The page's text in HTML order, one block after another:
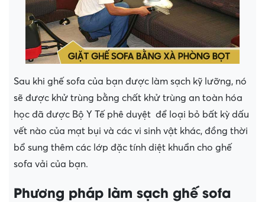
Sau khi ghế sofa của bạn được làm sạch kỹ lưỡng, nó
sẽ được khử trùng bằng chất khử trùng an toàn hóa
học đã được Bộ Y Tế phê duyệt để loại bỏ bất kỳ dấu
vết nào của mạt bụi và các vi sinh vật khác, đồng thời
bổ sung thêm các lớp đặc tính diệt khuẩn cho ghế
sofa vải của bạn.
Phương pháp làm sạch ghế sofa